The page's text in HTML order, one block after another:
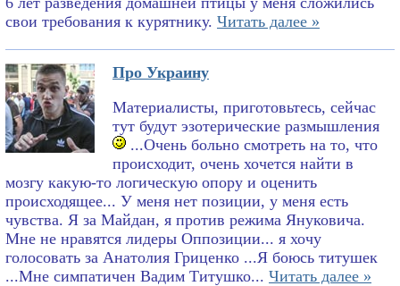
свои требования к курятнику. Читать далее »
Про Украину
Материалисты, приготовьтесь, сейчас
тут будут эзотерические размышления
...Очень больно смотреть на то, что
происходит, очень хочется найти в
мозгу какую-то логическую опору и оценить
происходящее... У меня нет позиции, у меня есть
чувства. Я за Майдан, я против режима Януковича.
Мне не нравятся лидеры Оппозиции... я хочу
голосовать за Анатолия Гриценко ...Я боюсь титушек
...Мне симпатичен Вадим Титушко... Читать далее »